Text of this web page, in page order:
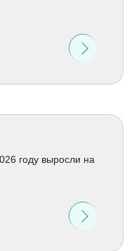
году выросли на